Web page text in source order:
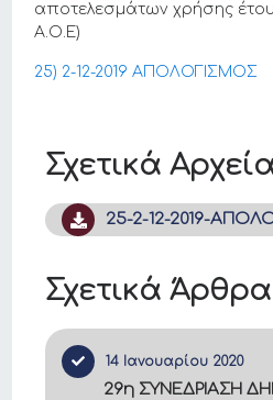
Σχετικά
25-2-12-2019-
Σχετικά Άρθρα
14 Ιανουαρίου 2020
29η ΣΥΝΕΔΡΙΑΣΗ
αποτελεσμάτων χρήσης
Α.Ο.Ε)
25) 2-12-2019 ΑΠΟΛΟΓΙΣΜΟΣ